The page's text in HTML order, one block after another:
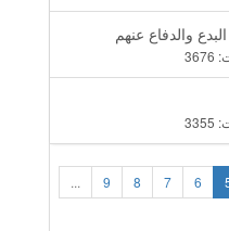
والدفاع عنهم
3676
3355
6
7
8
9
...